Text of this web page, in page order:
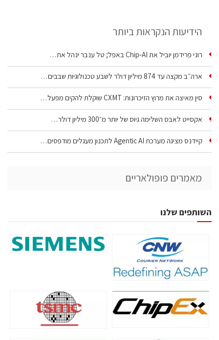
הידיעות הנקראות ביותר
רוני פרידמן יוביל את Chip‑AI באפל; טל ענבר ינהל את…
ארה״ב מקצה עד 874 מיליון דולר לשבע טכנולוגיות שבבים…
סין מאיצה את מרוץ הזיכרונות: CXMT שוקלת להקים מפעל…
אקסייט לאבס השלימה גיוס של יותר מ־300 מיליון דולר…
קיידנס מציגה מערכת Agentic AI לתכנון מעגלים מודפסים…
מאמרים פופולאריים
השותפים שלנו